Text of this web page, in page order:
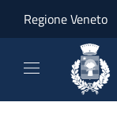
Regione Veneto